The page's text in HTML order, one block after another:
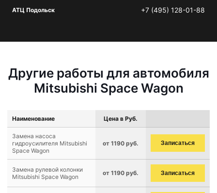
АТЦ Подольск +7 (495) 128-01-88
Другие работы для автомобиля
Mitsubishi Space Wagon
Наименование Цена в Руб.
Замена насоса
гидроусилителя Mitsubishi
Space Wagon
от 1190 руб. Записаться
Замена рулевой колонки
Mitsubishi Space Wagon
от 1190 руб. Записаться